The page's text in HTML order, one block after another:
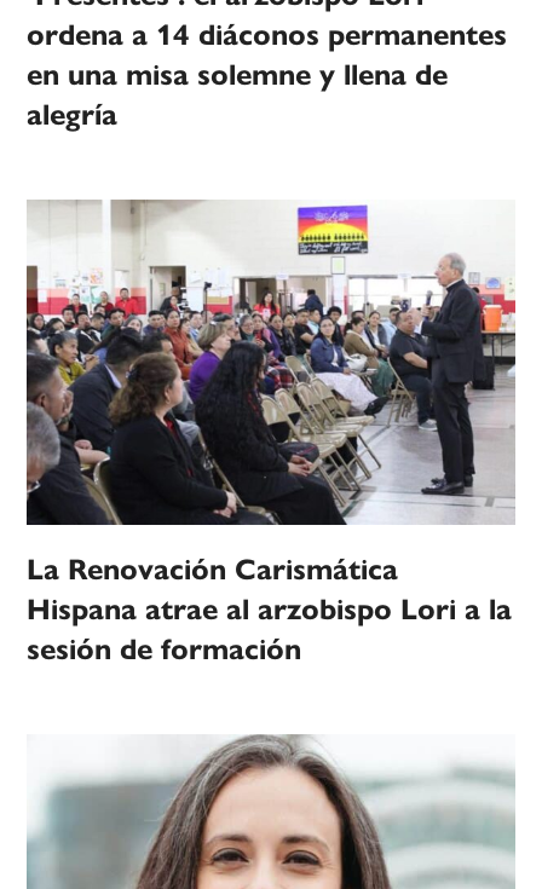
ordena a 14 diáconos permanentes
en una misa solemne y llena de
alegría
La Renovación Carismática
Hispana atrae al arzobispo Lori a la
sesión de formación